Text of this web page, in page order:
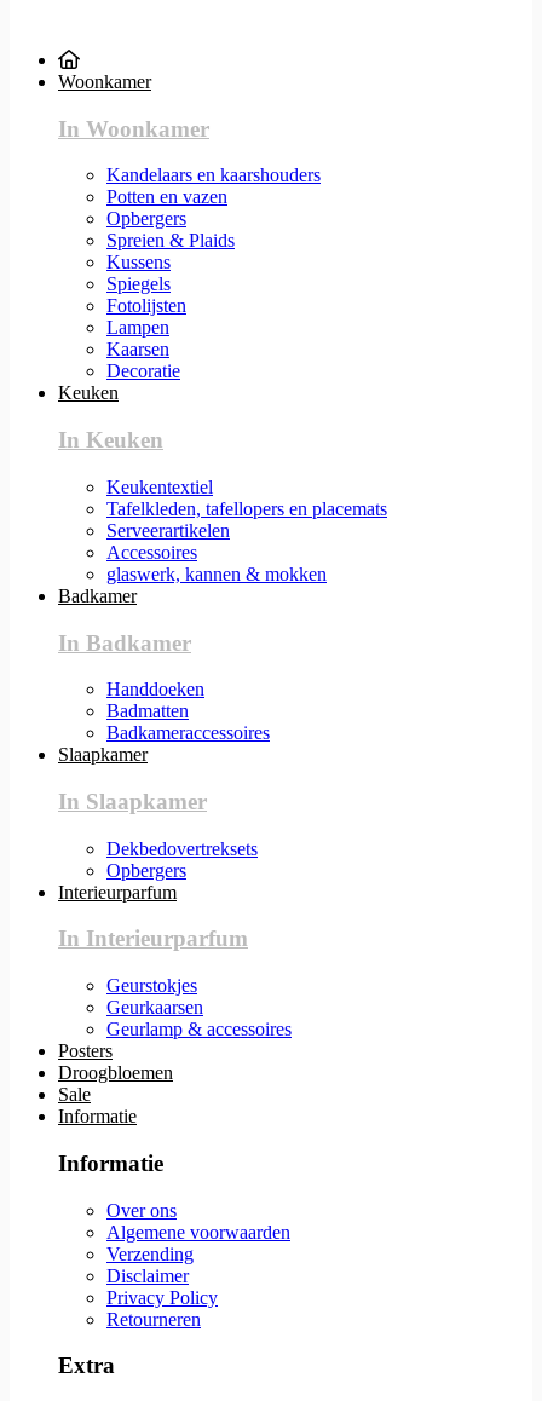
Woonkamer
In Woonkamer
Kandelaars en kaarshouders
Potten en vazen
Opbergers
Spreien & Plaids
Kussens
Spiegels
Fotolijsten
Lampen
Kaarsen
Decoratie
Keuken
In Keuken
Keukentextiel
Tafelkleden, tafellopers en placemats
Serveerartikelen
Accessoires
glaswerk, kannen & mokken
Badkamer
In Badkamer
Handdoeken
Badmatten
Badkameraccessoires
Slaapkamer
In Slaapkamer
Dekbedovertreksets
Opbergers
Interieurparfum
In Interieurparfum
Geurstokjes
Geurkaarsen
Geurlamp & accessoires
Posters
Droogbloemen
Sale
Informatie
Informatie
Over ons
Algemene voorwaarden
Verzending
Disclaimer
Privacy Policy
Retourneren
Extra